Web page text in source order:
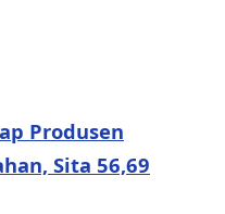
Produsen
Sita 56,69